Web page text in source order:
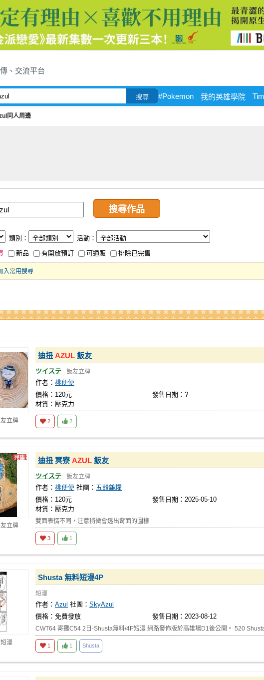
、交流平台
搜尋 #Pokemon 我的英雄學院
同人周邊
類別：
活動：
新品 有開放預訂 可通販 排除已完售
入常用搜尋
立牌
迪扭 AZUL 飯友
ツイステ 飯友立牌
作者： 桃便便
價格：120元
發售日期：?
材質：壓克力
2 2
立牌
迪扭 冥寮AZUL 飯友
ツイステ 飯友立牌
作者： 桃便便 社團： 五穀雜糧
價格：120元
發售日期：2025-05-10
材質：壓克力
雙面表情不同，注意稍微會透出背面的圖樣
3 1
漫
Shusta 無料短漫4P
短漫
作者： Azul 社團： SkyAzul
價格：免費發放
發售日期：2023-08-12
CWT64 寄攤C54 2日-Shusta無料/4P短漫 網路發佈版於高雄場D1後公開。 520
1 1 Shusta